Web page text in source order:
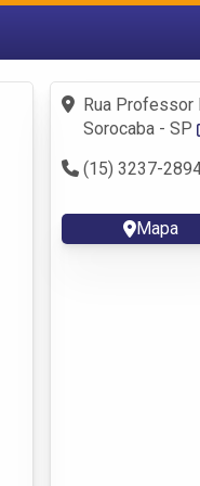
Fazer login
Criar conta
Rua Professor
Sorocaba - SP
(15) 3237-
Mapa